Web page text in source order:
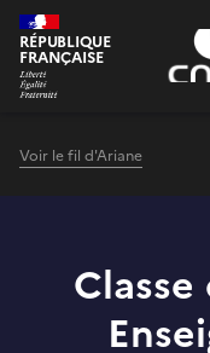
Panneau de gestion
RÉPUBLIQUE
FRANÇAISE
Voir le fil d'Ariane